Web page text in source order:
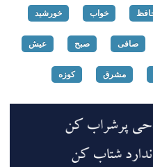
خواب خورشید
صافی صبح عیش
مشرق کوزه